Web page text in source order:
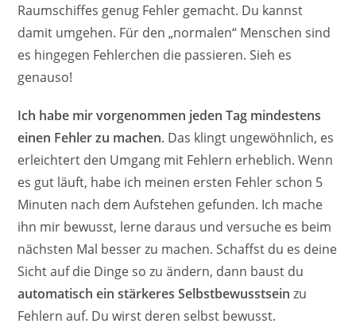
Raumschiffes genug Fehler gemacht. Du kannst
damit umgehen. Für den „normalen“ Menschen sind
es hingegen Fehlerchen die passieren. Sieh es
genauso!
Ich habe mir vorgenommen jeden Tag mindestens
einen Fehler zu machen. Das klingt ungewöhnlich, es
erleichtert den Umgang mit Fehlern erheblich. Wenn
es gut läuft, habe ich meinen ersten Fehler schon 5
Minuten nach dem Aufstehen gefunden. Ich mache
ihn mir bewusst, lerne daraus und versuche es beim
nächsten Mal besser zu machen. Schaffst du es deine
Sicht auf die Dinge so zu ändern, dann baust du
automatisch ein stärkeres Selbstbewusstsein zu
Fehlern auf. Du wirst deren selbst bewusst.